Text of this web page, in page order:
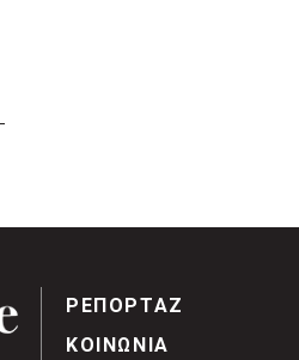
ΡΕΠΟΡΤΑΖ
ΚΟΙΝΩΝΙΑ